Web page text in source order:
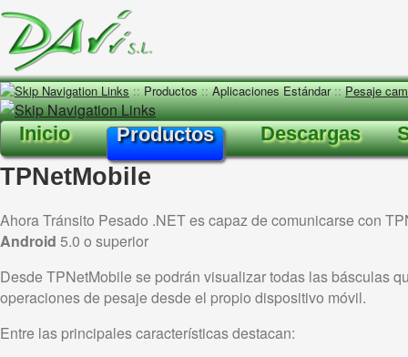
::Productos::Aplicaciones Estándar::Pesaje
Inicio Productos Descargas
TPNetMobile
Ahora Tránsito Pesado .NET es capaz de comunicarse con
Android 5.0 o superior
Desde TPNetMobile se podrán visualizar todas las básculas
operaciones de pesaje desde el propio dispositivo móvil.
Entre las principales características destacan: